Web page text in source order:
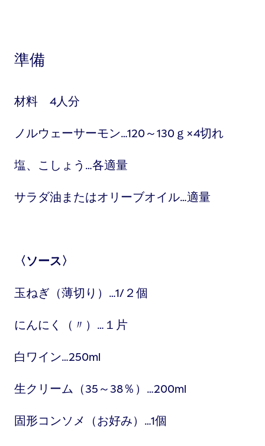
準備
材料 4人分
ノルウェーサーモン…120～130ｇ×4切れ
塩、こしょう…各適量
サラダ油またはオリーブオイル…適量
〈ソース〉
玉ねぎ（薄切り）…1/２個
にんにく（〃）…１片
白ワイン…250ml
生クリーム（35～38％）…200ml
固形コンソメ（お好み）…1個